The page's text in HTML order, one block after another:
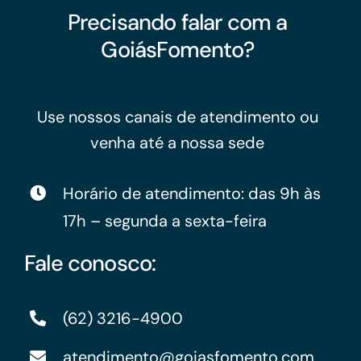
Precisando falar com a
GoiásFomento?
Use nossos canais de atendimento ou
venha até a nossa sede
Horário de atendimento: das 9h às
17h – segunda a sexta-feira
Fale conosco:
(62) 3216-4900